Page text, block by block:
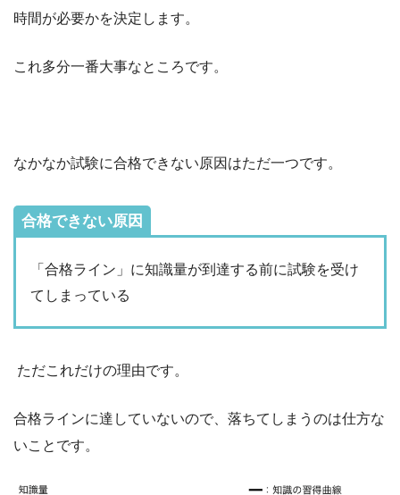
時間が必要かを決定します。
これ多分一番大事なところです。
なかなか試験に合格できない原因はただ一つです。
合格できない原因
「合格ライン」に知識量が到達する前に試験を受け
てしまっている
ただこれだけの理由です。
合格ラインに達していないので、落ちてしまうのは仕方な
いことです。